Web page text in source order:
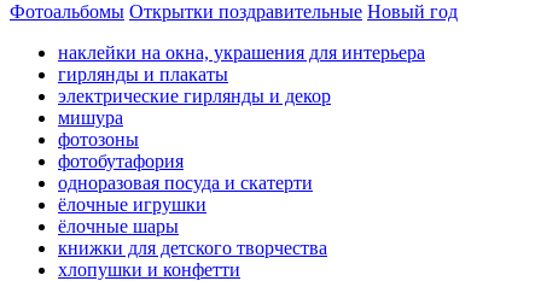
Фотоальбомы Открытки поздравительные Новый год
наклейки на окна, украшения для интерьера
гирлянды и плакаты
электрические гирлянды и декор
мишура
фотозоны
фотобутафория
одноразовая посуда и скатерти
ёлочные игрушки
ёлочные шары
книжки для детского творчества
хлопушки и конфетти